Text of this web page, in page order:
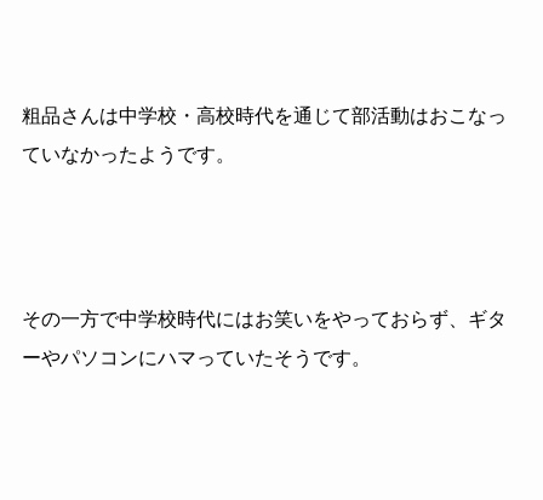
粗品さんは中学校・高校時代を通じて部活動はおこなっ
ていなかったようです。
その一方で中学校時代にはお笑いをやっておらず、ギタ
ーやパソコンにハマっていたそうです。